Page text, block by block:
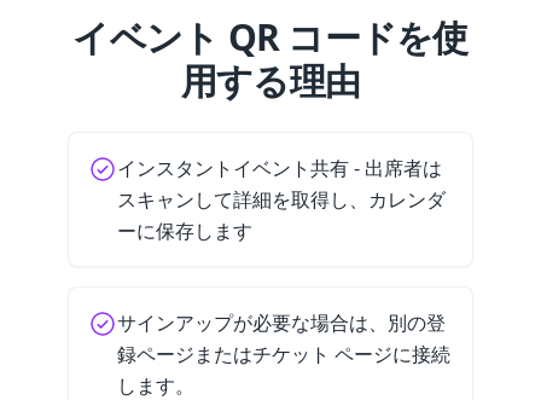
イベント QR コードを使
用する理由
インスタントイベント共有 - 出席者は
スキャンして詳細を取得し、カレンダ
ーに保存します
サインアップが必要な場合は、別の登
録ページまたはチケット ページに接続
します。